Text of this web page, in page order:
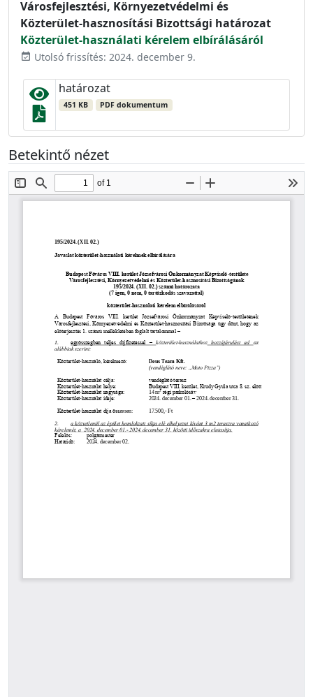
Városfejlesztési, Környezetvédelmi és
Közterület-hasznosítási Bizottsági határozat
Közterület-használati kérelem elbírálásáról
event_available Utolsó frissítés: 2024. december 9.
határozat
451 KB PDF dokumentum
Betekintő nézet